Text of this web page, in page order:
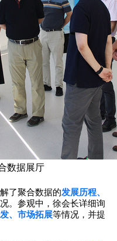
数据展厅
了聚合数据的发展历程、
。参观中，徐会长详细询
、市场拓展等情况，并提